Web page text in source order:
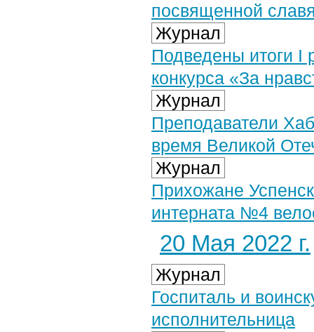
посвященной
Журнал
Подведены итоги I
конкурса «За
Журнал
Преподаватели
время Великой
Журнал
Прихожане
интерната №4
20 Мая 2022 г.
Журнал
Госпиталь и
исполнительница